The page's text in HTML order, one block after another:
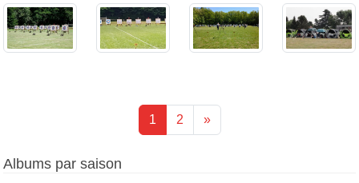
1 2 »
Albums par saison